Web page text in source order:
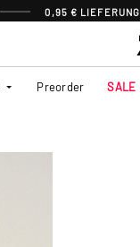
0,95 € LIEFERUNG
Preorder SALE